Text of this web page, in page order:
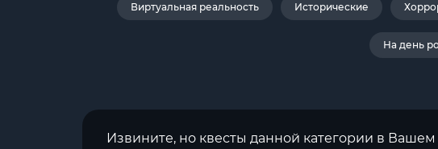
Виртуальная реальность Исторические
На день
Извините, но квесты данной категории в